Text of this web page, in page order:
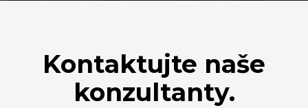
Kontaktujte naše
konzultanty.